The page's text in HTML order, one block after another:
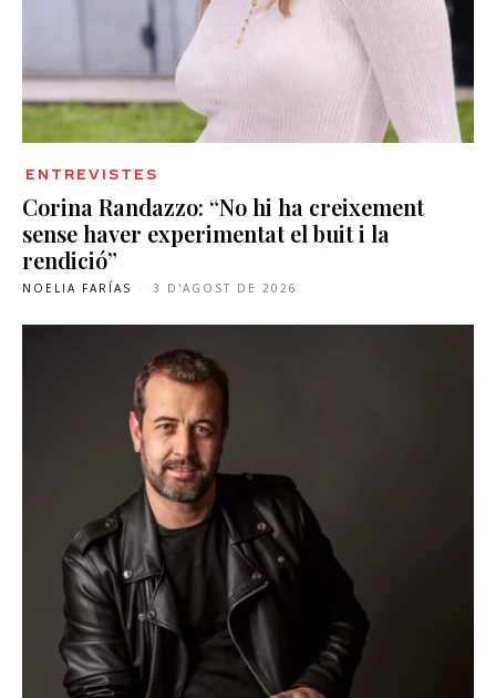
ENTREVISTES
Corina Randazzo: “No hi ha creixement
sense haver experimentat el buit i la
rendició”
NOELIA FARÍAS - 3 D'AGOST DE 2026